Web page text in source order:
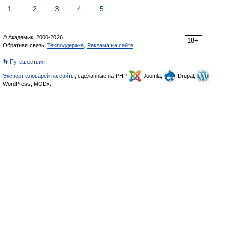
1 2 3 4 5
18+
© Академик, 2000-2026
Обратная связь: Техподдержка Реклама на сайте
👣 Путешествия
Экспорт словарей на сайты , сделанные на PHP, Joomla,
Drupal,
WordPress, MODx.